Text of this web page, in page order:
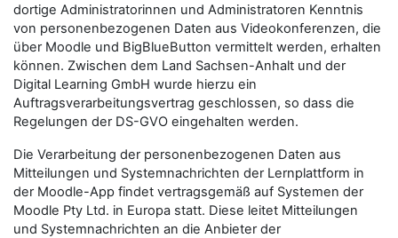
dortige Administratorinnen und Administratoren Kenntnis
von personenbezogenen Daten aus Videokonferenzen, die
über Moodle und BigBlueButton vermittelt werden, erhalten
können. Zwischen dem Land Sachsen-Anhalt und der
Digital Learning GmbH wurde hierzu ein
Auftragsverarbeitungsvertrag geschlossen, so dass die
Regelungen der DS-GVO eingehalten werden.
Die Verarbeitung der personenbezogenen Daten aus
Mitteilungen und Systemnachrichten der Lernplattform in
der Moodle-App findet vertragsgemäß auf Systemen der
Moodle Pty Ltd. in Europa statt. Diese leitet Mitteilungen
und Systemnachrichten an die Anbieter der